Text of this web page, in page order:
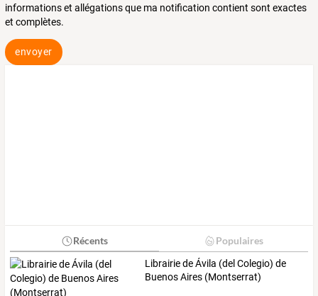
informations et allégations que ma notification contient sont exactes
et complètes.
envoyer
Récents Populaires
Librairie de Ávila (del Colegio) de
Buenos Aires (Montserrat)